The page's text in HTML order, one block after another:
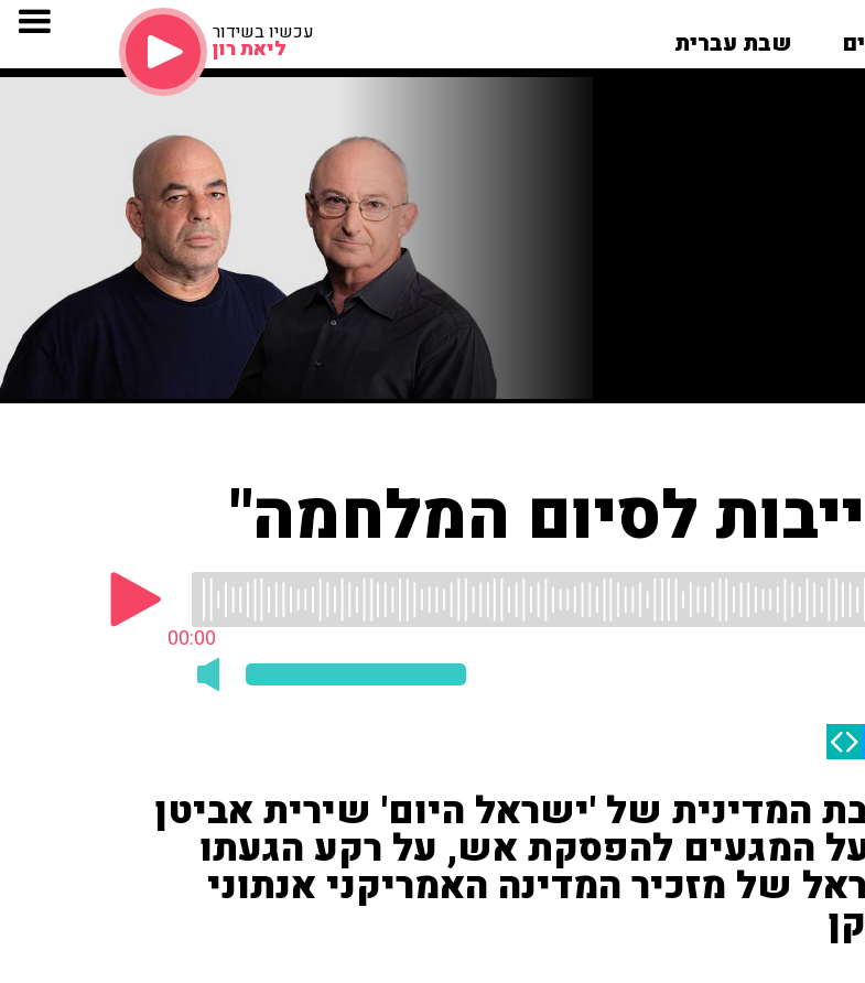
שבת עברית עכשיו בשידור
ליאת רון
לסיום המלחמה"
00:00
המדינית של 'ישראל היום' שירית אביטן
המגעים להפסקת אש, על רקע הגעתו
של מזכיר המדינה האמריקני אנתוני